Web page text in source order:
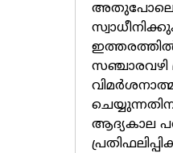
അതുപോലെ
സഞ്ചാരവഴി
ആദ്യകാല